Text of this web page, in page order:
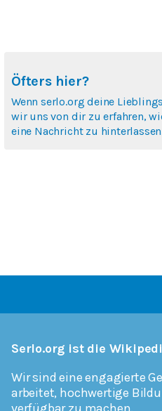
Öfters hier?
Wenn serlo.org deine
wir uns von dir zu erfahren,
eine Nachricht zu
Serlo.org ist die
Wir sind eine engagierte
arbeitet, hochwertige